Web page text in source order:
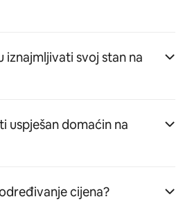
iznajmljivati svoj stan na
uspješan domaćin na
cijena?